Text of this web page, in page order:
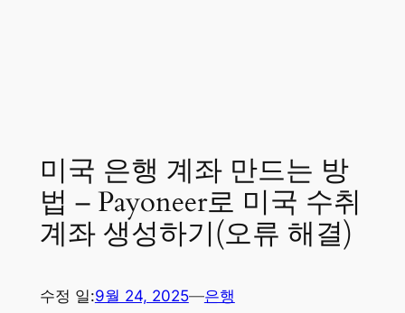
미국 은행 계좌 만드는 방
법 – Payoneer로 미국 수취
계좌 생성하기(오류 해결)
수정 일:9월 24, 2025—은행